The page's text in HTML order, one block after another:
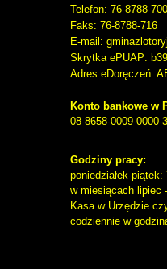
Telefon: 76-8788-
Faks: 76-8788-716
E-mail:
Skrytka ePUAP:
Adres eDoręczeń:
Konto bankowe w
08-8658-0009-0000-
Godziny pracy:
poniedziałek-
w miesiącach lipiec
Kasa w Urzędzie
codziennie w